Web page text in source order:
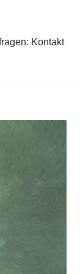
Kontakt